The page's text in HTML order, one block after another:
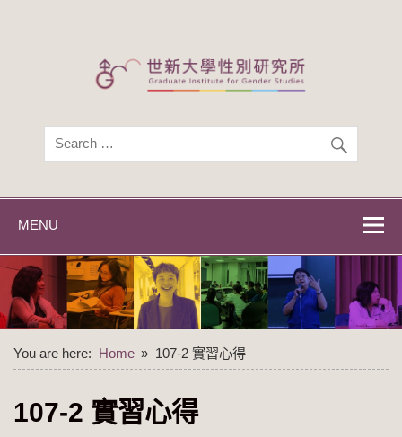
世新大學性別研
世新大學性別研究所
MENU
You are here: Home 107-2 實習心得
107-2 實習心得